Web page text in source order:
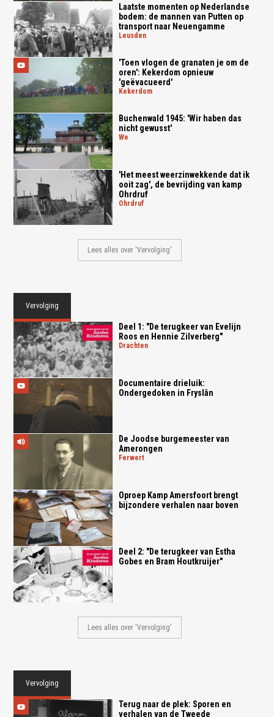
Laatste momenten op Nederlandse
bodem: de mannen van Putten op
transport naar Neuengamme
leusden
'Toen vlogen de granaten je om de
oren': Kekerdom opnieuw
'geëvacueerd'
kekerdom
Buchenwald 1945: 'Wir haben das
nicht gewusst'
we
'Het meest weerzinwekkende dat ik
ooit zag', de bevrijding van kamp
Ohrdruf
ohrdruf
Lees alles over 'Vervolging'
Vervolging
Deel 1: "De terugkeer van Evelijn
Roos en Hennie Zilverberg"
drachten
Documentaire drieluik:
Ondergedoken in Fryslân
De Joodse burgemeester van
Amerongen
ferwert
Oproep Kamp Amersfoort brengt
bijzondere verhalen naar boven
Deel 2: "De terugkeer van Estha
Gobes en Bram Houtkruijer"
Lees alles over 'Vervolging'
Vervolging
Terug naar de plek: Sporen en
verhalen van de Tweede